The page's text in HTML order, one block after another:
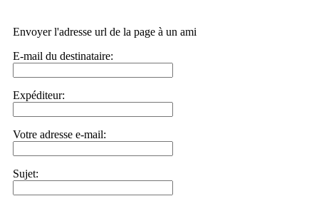
Envoyer l'adresse url de la page à un ami
E-mail du destinataire:
Expéditeur:
Votre adresse e-mail:
Sujet: